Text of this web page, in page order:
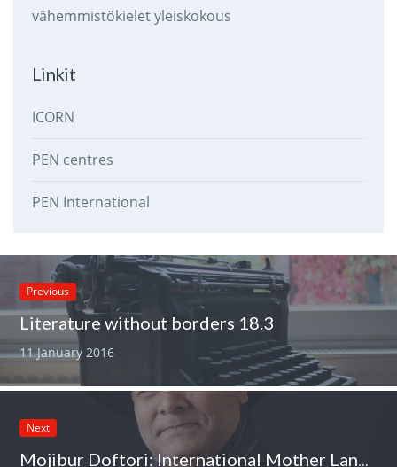
vähemmistökieletyleiskokous
Linkit
ICORN
PEN centres
PEN International
Previous
Literature without borders 18.3
11 January 2016
Next
Mojibur Doftori: International Mother Language Day